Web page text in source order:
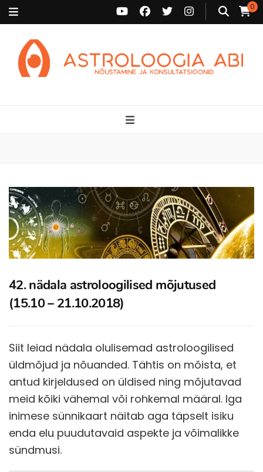
0
42. nädala astroloogilised mõjutused
(15.10 – 21.10.2018)
Siit leiad nädala olulisemad astroloogilised
üldmõjud ja nõuanded. Tähtis on mõista, et
antud kirjeldused on üldised ning mõjutavad
meid kõiki vähemal või rohkemal määral. Iga
inimese sünnikaart näitab aga täpselt isiku
enda elu puudutavaid aspekte ja võimalikke
sündmusi.